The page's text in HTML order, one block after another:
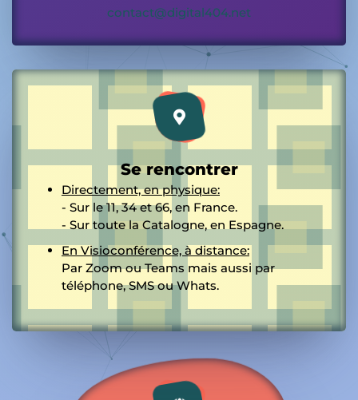
contact@digital404.net
Se rencontrer
Directement, en physique:
- Sur le 11, 34 et 66, en France.
- Sur toute la Catalogne, en Espagne.
En Visioconférence, à distance:
Par Zoom ou Teams mais aussi par
téléphone, SMS ou Whats.